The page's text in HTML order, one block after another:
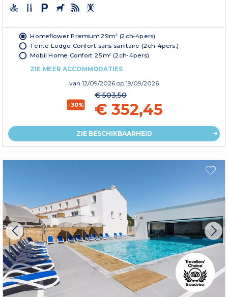
Homeflower Premium 29m² (2ch-4pers)
Tente Lodge Confort sans sanitaire (2ch-4pers.)
Mobil Home Confort 25m² (2ch-4pers)
ZIE MEER ACCOMMODATIES
van 12/09/2026 op 19/09/2026
-30%
€ 503,50
€ 352,45
ZIE BESCHIKBAARHEID